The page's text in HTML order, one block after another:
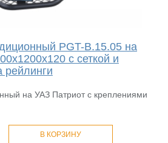
PGT-B.15.05 на
с сеткой и
рейлинги
на УАЗ Патриот с креплениями
В КОРЗИНУ